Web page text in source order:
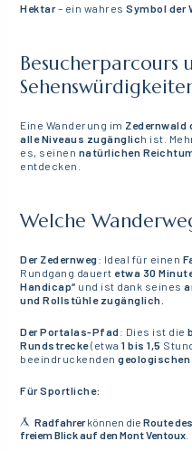
Hektar– ein wahresSymbol der
Besucherparcours
Eine Wanderung im Zedernwald
alle Niveaus zugänglich ist.
es, seinen natürlichen
entdecken.
Welche
Der Zedernweg: Ideal für einen
Rundgang dauert etwa 30
Handicap“ und ist dank seines
und Rollstühle zugänglich.
Der Portalas-Pfad: Dies ist die
Rundstrecke(etwa1 bis 1,5
beeindruckenden geologischen
Für Sportliche:
Radfahrerkönnen die Route
freiem Blick auf den Mont Ventoux